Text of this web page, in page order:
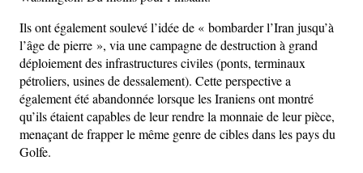
Ils ont également soulevé l’idée de « bombarder l’Iran jusqu’à
l’âge de pierre », via une campagne de destruction à grand
déploiement des infrastructures civiles (ponts, terminaux
pétroliers, usines de dessalement). Cette perspective a
également été abandonnée lorsque les Iraniens ont montré
qu’ils étaient capables de leur rendre la monnaie de leur pièce,
menaçant de frapper le même genre de cibles dans les pays du
Golfe.